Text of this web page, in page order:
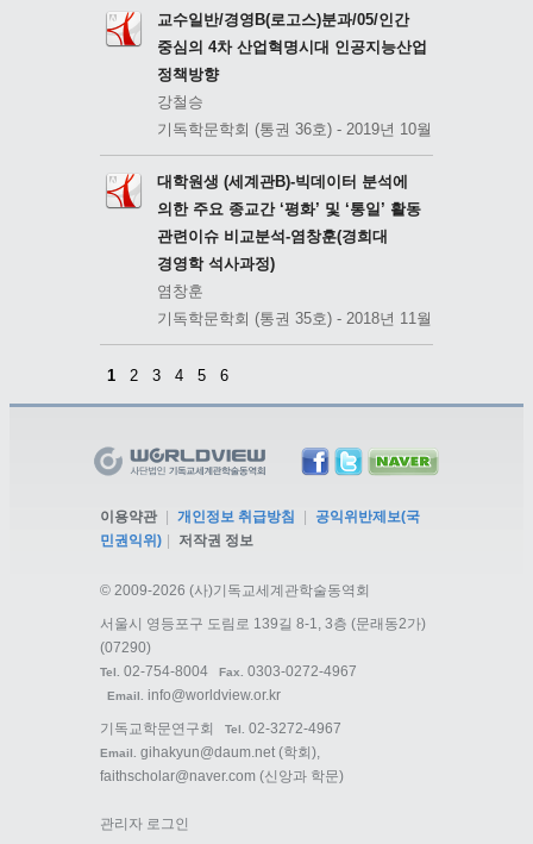
교수일반/경영B(로고스)분과/05/인간
중심의 4차 산업혁명시대 인공지능산업
정책방향
강철승
기독학문학회 (통권 36호) - 2019년 10월
대학원생 (세계관B)-빅데이터 분석에
의한 주요 종교간 ‘평화’ 및 ‘통일’ 활동
관련이슈 비교분석-염창훈(경희대
경영학 석사과정)
염창훈
기독학문학회 (통권 35호) - 2018년 11월
1 2 3 4 5 6
이용약관 개인정보 취급방침
공익위반제보(국
민권익위)
저작권 정보
© 2009-2026 (사)기독교세계관학술동역회
서울시 영등포구 도림로 139길 8-1, 3층 (문래동2가)
(07290)
Tel. 02-754-8004 Fax. 0303-0272-4967
Email.
info@worldview.or.kr
기독교학문연구회
Tel. 02-3272-4967
Email. gihakyun@daum.net (학회),
faithscholar@naver.com (신앙과 학문)
관리자 로그인